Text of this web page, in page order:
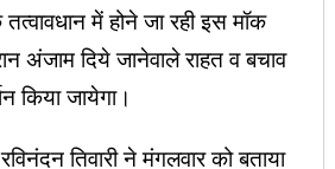
में होने जा रही इस मॉक
अंजाम दिये जानेवाले राहत व बचाव
किया जायेगा।
तिवारी ने मंगलवार को बताया